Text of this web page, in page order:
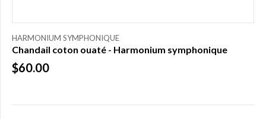
HARMONIUM SYMPHONIQUE
Chandail coton ouaté - Harmonium symphonique
$60.00